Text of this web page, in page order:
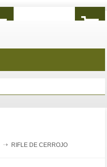
RIFLE DE CERROJO